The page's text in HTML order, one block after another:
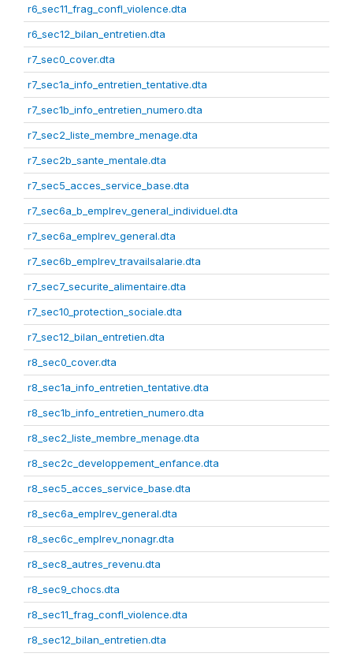
r6_sec11_frag_confl_violence.dta
r6_sec12_bilan_entretien.dta
r7_sec0_cover.dta
r7_sec1a_info_entretien_tentative.dta
r7_sec1b_info_entretien_numero.dta
r7_sec2_liste_membre_menage.dta
r7_sec2b_sante_mentale.dta
r7_sec5_acces_service_base.dta
r7_sec6a_b_emplrev_general_individuel.dta
r7_sec6a_emplrev_general.dta
r7_sec6b_emplrev_travailsalarie.dta
r7_sec7_securite_alimentaire.dta
r7_sec10_protection_sociale.dta
r7_sec12_bilan_entretien.dta
r8_sec0_cover.dta
r8_sec1a_info_entretien_tentative.dta
r8_sec1b_info_entretien_numero.dta
r8_sec2_liste_membre_menage.dta
r8_sec2c_developpement_enfance.dta
r8_sec5_acces_service_base.dta
r8_sec6a_emplrev_general.dta
r8_sec6c_emplrev_nonagr.dta
r8_sec8_autres_revenu.dta
r8_sec9_chocs.dta
r8_sec11_frag_confl_violence.dta
r8_sec12_bilan_entretien.dta